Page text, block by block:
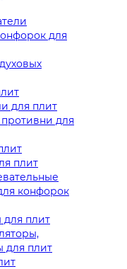
для
для плит
для
плит
конфорок
плит
для плит